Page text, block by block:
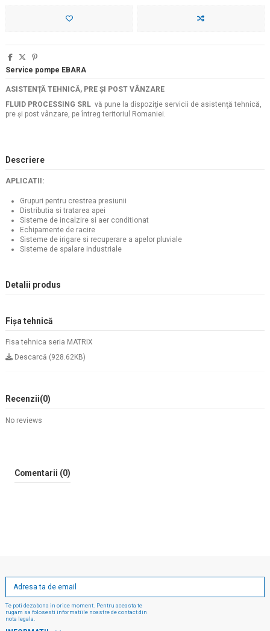
Service pompe EBARA
ASISTENŢĂ TEHNICĂ, PRE ŞI POST VÂNZARE
FLUID PROCESSING SRL vă pune la dispoziţie servicii de asistenţă tehnică,
pre şi post vânzare, pe întreg teritoriul Romaniei.
Descriere
APLICATII:
Grupuri pentru crestrea presiunii
Distributia si tratarea apei
Sisteme de incalzire si aer conditionat
Echipamente de racire
Sisteme de irigare si recuperare a apelor pluviale
Sisteme de spalare industriale
Detalii produs
Fișa tehnică
Fisa tehnica seria MATRIX
Descarcă (928.62KB)
Recenzii(0)
No reviews
Comentarii (0)
Te poti dezabona in orice moment. Pentru aceasta te
rugam sa folosesti informatiile noastre de contact din
nota legala.